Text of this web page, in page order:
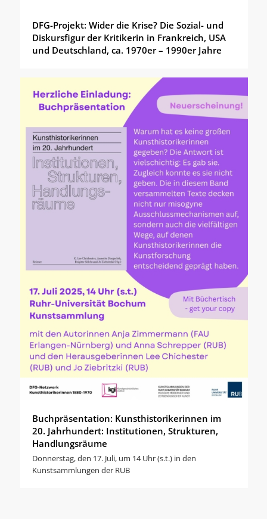
DFG-Projekt: Wider die Krise? Die Sozial- und
Diskursfigur der Kritikerin in Frankreich, USA
und Deutschland, ca. 1970er – 1990er Jahre
Buchpräsentation: Kunsthistorikerinnen im
20. Jahrhundert: Institutionen, Strukturen,
Handlungsräume
Donnerstag, den 17. Juli, um 14 Uhr (s.t.) in den
Kunstsammlungen der RUB